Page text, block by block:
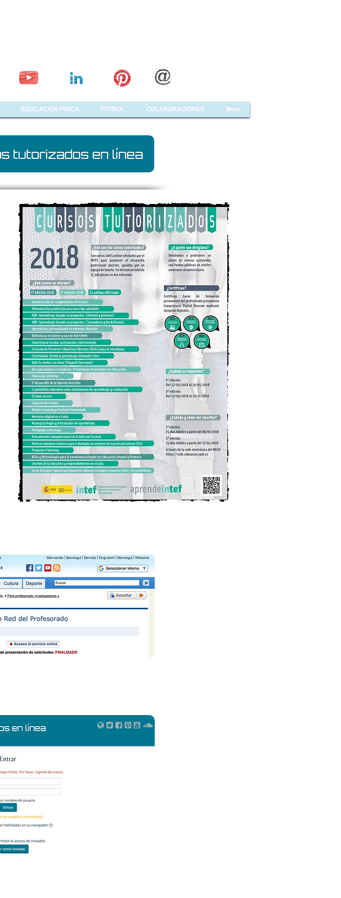
EDUCACIÓN FÍSICA FÚTBOL COLABORACIONES More